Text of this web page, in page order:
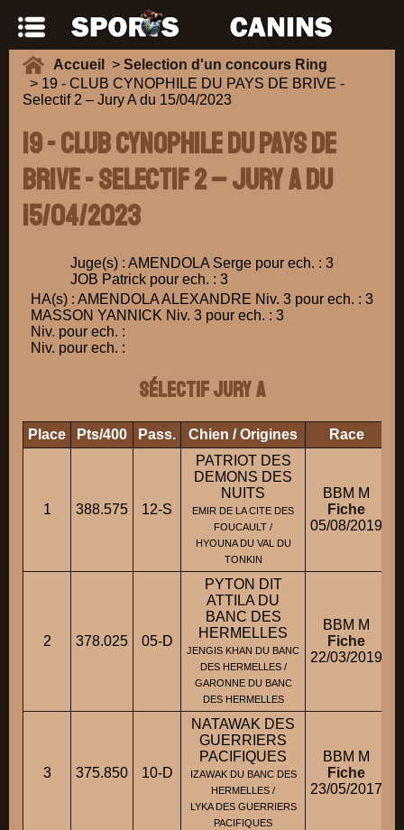
Accueil > Selection d'un concours Ring
> 19 - CLUB CYNOPHILE DU PAYS DE BRIVE -
Selectif 2 – Jury A du 15/04/2023
19 - CLUB CYNOPHILE DU PAYS DE
BRIVE - Selectif 2 – Jury A du
15/04/2023
Juge(s) : AMENDOLA Serge pour ech. : 3
JOB Patrick pour ech. : 3
HA(s) : AMENDOLA ALEXANDRE Niv. 3 pour ech. : 3
MASSON YANNICK Niv. 3 pour ech. : 3
Niv. pour ech. :
Niv. pour ech. :
Sélectif Jury A
Place Pts/400 Pass. Chien / Origines Race
1 388.575 12-S
PATRIOT DES
DEMONS DES
NUITS
EMIR DE LA CITE DES
FOUCAULT /
HYOUNA DU VAL DU
TONKIN
BBM M
Fiche
05/08/2019
2 378.025 05-D
PYTON DIT
ATTILA DU
BANC DES
HERMELLES
JENGIS KHAN DU BANC
DES HERMELLES /
GARONNE DU BANC
DES HERMELLES
BBM M
Fiche
22/03/2019
3 375.850 10-D
NATAWAK DES
GUERRIERS
PACIFIQUES
IZAWAK DU BANC DES
HERMELLES /
LYKA DES GUERRIERS
PACIFIQUES
BBM M
Fiche
23/05/2017